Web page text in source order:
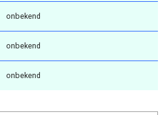
onbekend
onbekend
onbekend